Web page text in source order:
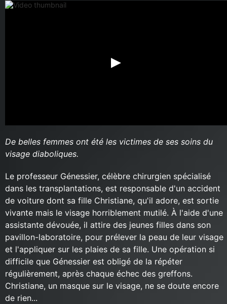
De belles femmes ont été les victimes de ses soins du
visage diaboliques.
Le professeur Génessier, célèbre chirurgien spécialisé
dans les transplantations, est responsable d'un accident
de voiture dont sa fille Christiane, qu'il adore, est sortie
vivante mais le visage horriblement mutilé. À l'aide d'une
assistante dévouée, il attire des jeunes filles dans son
pavillon-laboratoire, pour prélever la peau de leur visage
et l'appliquer sur les plaies de sa fille. Une opération si
difficile que Génessier est obligé de la répéter
régulièrement, après chaque échec des greffons.
Christiane, un masque sur le visage, ne se doute encore
de rien...